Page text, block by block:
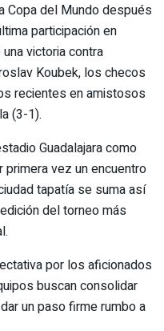
Copa del Mundo después
participación en
victoria contra
Koubek, los checos
recientes en amistosos
(3-1).
Guadalajara como
primera vez un encuentro
tapatía se suma así
del torneo más
por los aficionados
buscan consolidar
un paso firme rumbo a